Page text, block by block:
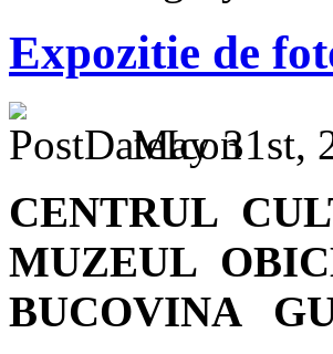
Expozitie de
May 31st,
CENTRUL
MUZEUL
BUCOVINA